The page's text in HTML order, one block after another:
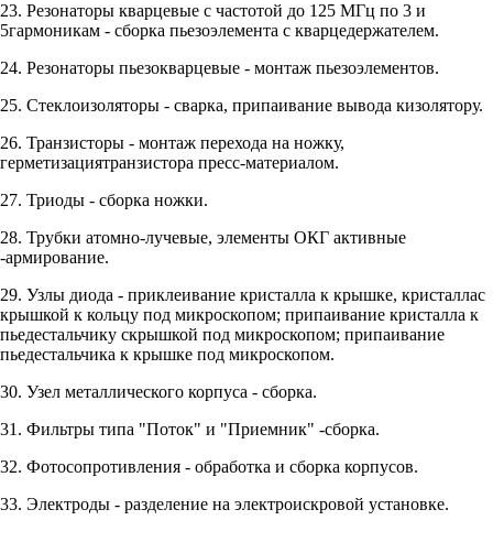
23. Резонаторы кварцевые с частотой до 125 МГц по 3 и
5гармоникам - сборка пьезоэлемента с кварцедержателем.
24. Резонаторы пьезокварцевые - монтаж пьезоэлементов.
25. Стеклоизоляторы - сварка, припаивание вывода кизолятору.
26. Транзисторы - монтаж перехода на ножку,
герметизациятранзистора пресс-материалом.
27. Триоды - сборка ножки.
28. Трубки атомно-лучевые, элементы ОКГ активные
-армирование.
29. Узлы диода - приклеивание кристалла к крышке, кристаллас
крышкой к кольцу под микроскопом; припаивание кристалла к
пьедестальчику скрышкой под микроскопом; припаивание
пьедестальчика к крышке под микроскопом.
30. Узел металлического корпуса - сборка.
31. Фильтры типа "Поток" и "Приемник" -сборка.
32. Фотосопротивления - обработка и сборка корпусов.
33. Электроды - разделение на электроискровой установке.